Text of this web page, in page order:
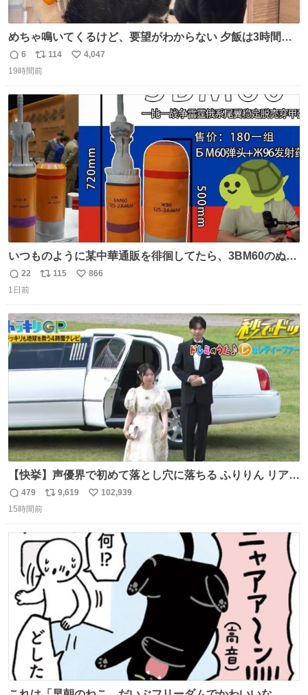
めちゃ鳴いてくるけど、要望がわからない 夕飯は3時間も
先だしな
返
信
6
リ
ポ
ト
数
114
い
4,047
19時間前
いつものように某中華通販を徘徊してたら、3BM60のぬい
ぐるみを発見してしまった…。
返
信
22
リ
ト
数
115
い
数
866
1日前
【快挙】声優界で初めて落とし穴に落ちる ふりりん リアク
ションが最高過ぎる🤣 #ドッキリGP #降幡愛
返
信
479
リ
ト
数
9,619
い
数
102,939
15時間前